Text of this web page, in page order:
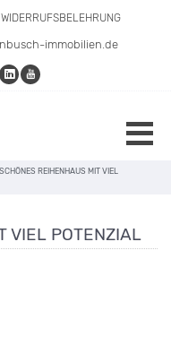
WIDERRUFSBELEHRUNG
immobilien.de
SCHÖNES REIHENHAUS MIT VIEL
VIEL POTENZIAL